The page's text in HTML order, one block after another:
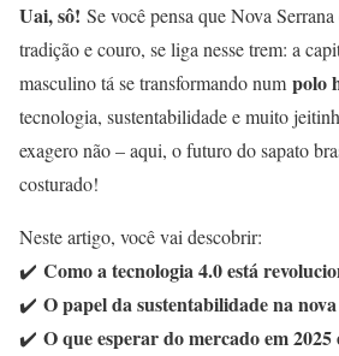
Uai, sô! Se você pensa que Nova
tradição e couro, se liga nesse trem: a
masculino tá se transformando num polo
tecnologia, sustentabilidade e muito
exagero não – aqui, o futuro do sapato
costurado!
Neste artigo, você vai descobrir:
✔️ Como a tecnologia 4.0 está
✔️ O papel da sustentabilidade na
✔️ O que esperar do mercado em 2025